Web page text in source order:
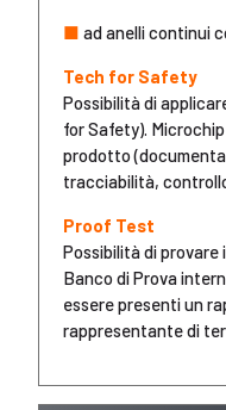
■ ad anelli continui
Tech for Safety
Possibilità di
for Safety).
prodotto
tracciabilità,
Proof Test
Possibilità di provare
Banco di Prova
essere presenti un
rappresentante di